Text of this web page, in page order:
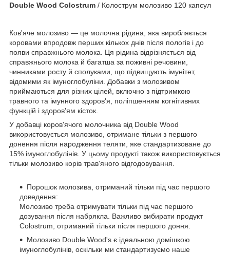
Double Wood Colostrum / Колострум молозиво 120 капсул
Ков'яче молозиво — це молочна рідина, яка виробляється
коровами впродовж перших кількох днів після пологів і до
появи справжнього молока. Ця рідина відрізняється від
справжнього молока й багатша за поживні речовини,
чинниками росту й сполуками, що підвищують імунітет,
відомими як імуноглобуліни. Добавки з молозивом
приймаються для різних цілей, включно з підтримкою
травного та імунного здоров'я, поліпшенням когнітивних
функцій і здоров'ям кісток.
У добавці коров'ячого молочника від Double Wood
використовується молозиво, отримане тільки з першого
донення після народження теляти, яке стандартизоване до
15% імуноглобулінів. У цьому продукті також використовується
тільки молозиво корів трав'яного відгодовування.
Порошок молозива, отриманий тільки під час першого
доведення:
Молозиво треба отримувати тільки під час першого
дозування після набрякла. Важливо вибирати продукт
Colostrum, отриманий тільки після першого доння.
Молозиво Double Wood's є ідеальною домішкою
імуноглобулінів, оскільки ми стандартизуємо наше